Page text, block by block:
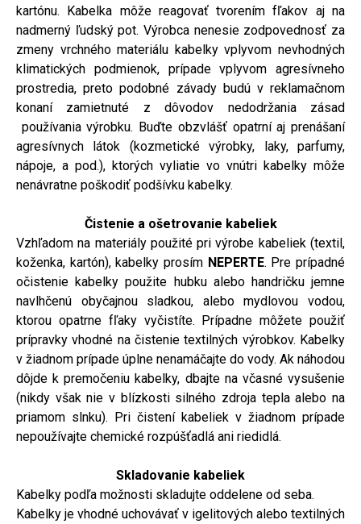
kartónu. Kabelka môže reagovať tvorením fľakov aj na
nadmerný ľudský pot. Výrobca nenesie zodpovednosť za
zmeny vrchného materiálu kabelky vplyvom nevhodných
klimatických podmienok, prípade vplyvom agresívneho
prostredia, preto podobné závady budú v reklamačnom
konaní zamietnuté z dôvodov nedodržania zásad
používania výrobku. Buďte obzvlášť opatrní aj prenášaní
agresívnych látok (kozmetické výrobky, laky, parfumy,
nápoje, a pod.), ktorých vyliatie vo vnútri kabelky môže
nenávratne poškodiť podšívku kabelky.
Čistenie a ošetrovanie kabeliek
Vzhľadom na materiály použité pri výrobe kabeliek (textil,
koženka, kartón), kabelky prosím NEPERTE. Pre prípadné
očistenie kabelky použite hubku alebo handričku jemne
navlhčenú obyčajnou sladkou, alebo mydlovou vodou,
ktorou opatrne fľaky vyčistíte. Prípadne môžete použiť
prípravky vhodné na čistenie textilných výrobkov. Kabelky
v žiadnom prípade úplne nenamáčajte do vody. Ak náhodou
dôjde k premočeniu kabelky, dbajte na včasné vysušenie
(nikdy však nie v blízkosti silného zdroja tepla alebo na
priamom slnku). Pri čistení kabeliek v žiadnom prípade
nepoužívajte chemické rozpúšťadlá ani riedidlá.
Skladovanie kabeliek
Kabelky podľa možnosti skladujte oddelene od seba.
Kabelky je vhodné uchovávať v igelitových alebo textilných